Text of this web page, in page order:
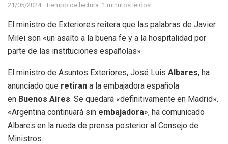
21/05/2024 Tiempo de lectura: 1 minutos leidos
El ministro de Exteriores reitera que las palabras de Javier
Milei son «un asalto a la buena fe y a la hospitalidad por
parte de las instituciones españolas»
El ministro de Asuntos Exteriores, José Luis Albares, ha
anunciado que retiran a la embajadora española
en Buenos Aires. Se quedará «definitivamente en Madrid».
«Argentina continuará sin embajadora», ha comunicado
Albares en la rueda de prensa posterior al Consejo de
Ministros.